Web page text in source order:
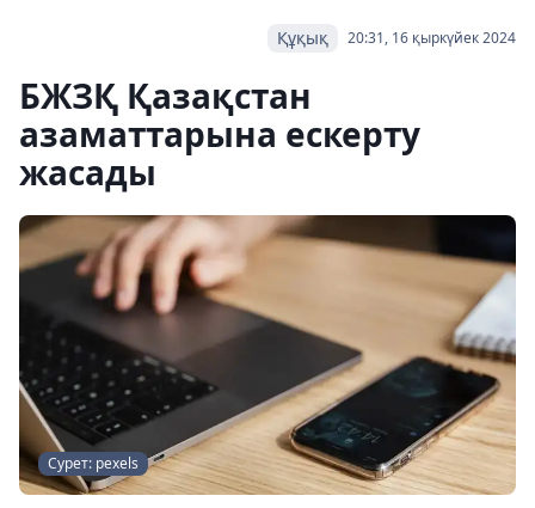
20:31, 16 қыркүйек 2024
Құқық
БЖЗҚ Қазақстан
азаматтарына ескерту
жасады
Сурет: pexels